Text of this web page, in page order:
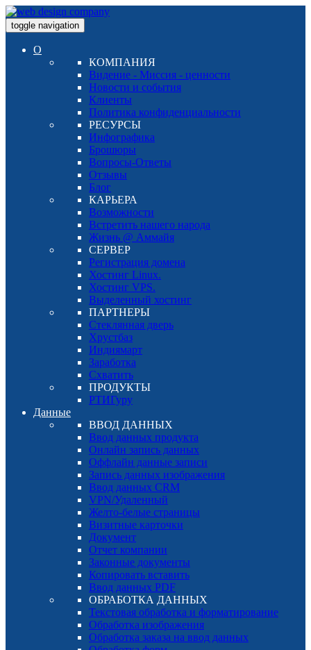
toggle navigation
О
КОМПАНИЯ
Видение - Миссия - ценности
Новости и события
Клиенты
Политика конфиденциальности
РЕСУРСЫ
Инфографика
Брошюры
Вопросы-Ответы
Отзывы
Блог
КАРЬЕРА
Возможности
Встретить нашего народа
Жизнь @ Аммайя
СЕРВЕР
Регистрация домена
Хостинг Linux.
Хостинг VPS.
Выделенный хостинг
ПАРТНЕРЫ
Стеклянная дверь
Хрустбаз
Индиямарт
Заработка
Схватить
ПРОДУКТЫ
РТИГуру
Данные
ВВОД ДАННЫХ
Ввод данных продукта
Онлайн запись данных
Оффлайн данные записи
Запись данных изображения
Ввод данных CRM
VPN/Удаленный
Желто-белые страницы
Визитные карточки
Документ
Отчет компании
Законные документы
Копировать вставить
Ввод данных PDF
ОБРАБОТКА ДАННЫХ
Текстовая обработка и форматирование
Обработка изображения
Обработка заказа на ввод данных